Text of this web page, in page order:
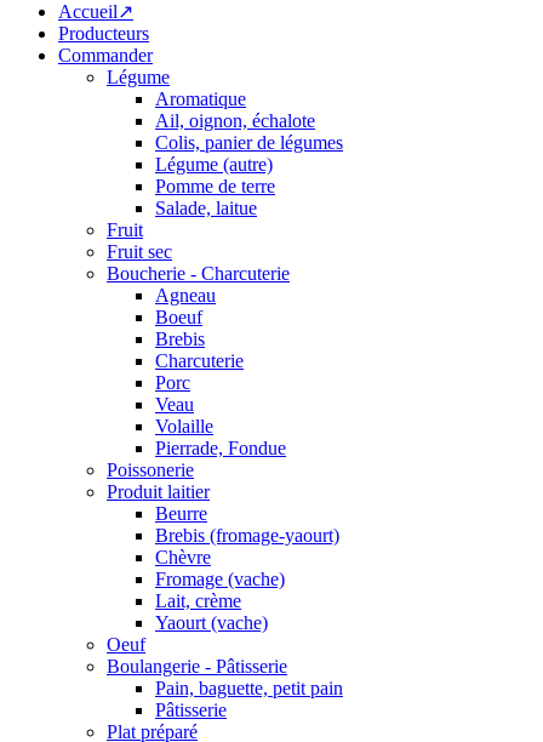
Accueil↗
Producteurs
Commander
Légume
Aromatique
Ail, oignon, échalote
Colis, panier de légumes
Légume (autre)
Pomme de terre
Salade, laitue
Fruit
Fruit sec
Boucherie - Charcuterie
Agneau
Boeuf
Brebis
Charcuterie
Porc
Veau
Volaille
Pierrade, Fondue
Poissonerie
Produit laitier
Beurre
Brebis (fromage-yaourt)
Chèvre
Fromage (vache)
Lait, crème
Yaourt (vache)
Oeuf
Boulangerie - Pâtisserie
Pain, baguette, petit pain
Pâtisserie
Plat préparé